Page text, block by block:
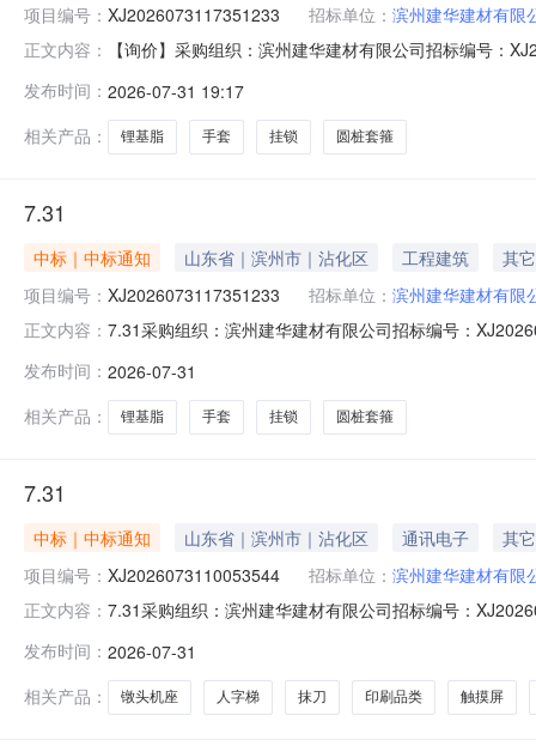
项目编号： XJ2026073117351233 招标单位： 滨州建华建材有限
正文内容：
【询价】采购组织：滨州建华建材有限公司招标编号：
脂*极压00#30.0千克00号30公斤，3号30公斤询价手套*
发布时间： 2026-07-31 19:17
相关产品：
锂基脂 手套 挂锁 圆桩套箍
7.31
中标｜中标通知 山东省｜滨州市｜沾化区 工程建筑
其它
项目编号： XJ2026073117351233 招标单位： 滨州建华建材有限
正文内容： 7.31采购组织：滨州建华建材有限公司招标编号：
基脂*极压00#千克30.0滨州亚格菲商贸有限公司挂锁
发布时间： 2026-07-31
相关产品：
锂基脂 手套 挂锁 圆桩套箍
7.31
中标｜中标通知 山东省｜滨州市｜沾化区 通讯电子
其它
项目编号： XJ2026073110053544 招标单位： 滨州建华建材有限
正文内容： 7.31采购组织：滨州建华建材有限公司招标编号：
*MT8072iP数量:1.0单位:个备注:实买张拉机触摸屏厂家
发布时间： 2026-07-31
相关产品：
镦头机座 人字梯 抹刀 印刷品类 触摸屏